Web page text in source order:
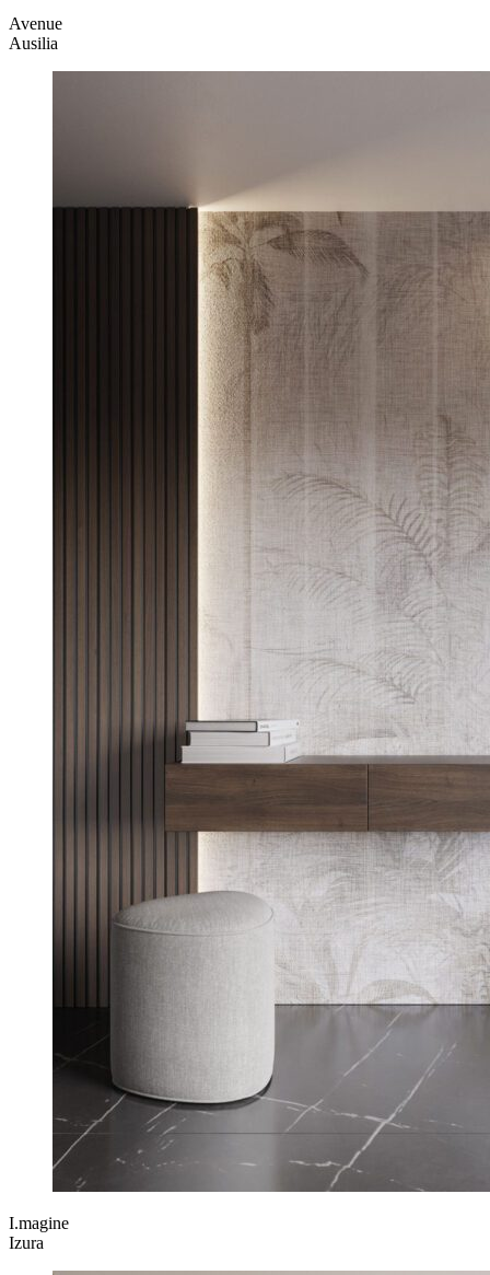
Avenue
Ausilia
I.magine
Izura